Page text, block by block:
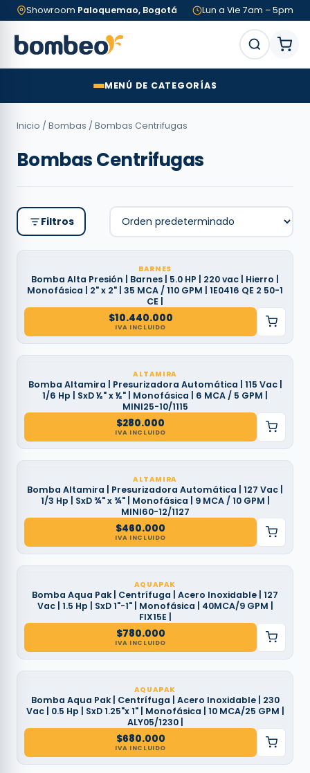
Showroom Paloquemao, Bogotá Lun a Vie 7am – 5pm
MENÚ DE CATEGORÍAS
Inicio / Bombas / Bombas Centrifugas
Bombas Centrifugas
Filtros
BARNES
Bomba Alta Presión | Barnes | 5.0 HP | 220 vac | Hierro |
Monofásica | 2" x 2" | 35 MCA / 110 GPM | 1E0416 QE 2 50-1
CE |
$10.440.000
IVA INCLUIDO
ALTAMIRA
Bomba Altamira | Presurizadora Automática | 115 Vac |
1/6 Hp | SxD ½" x ½" | Monofásica | 6 MCA / 5 GPM |
MINI25-10/1115
$280.000
IVA INCLUIDO
ALTAMIRA
Bomba Altamira | Presurizadora Automática | 127 Vac |
1/3 Hp | SxD ¾" x ¾" | Monofásica | 9 MCA / 10 GPM |
MINI60-12/1127
$460.000
IVA INCLUIDO
AQUAPAK
Bomba Aqua Pak | Centrífuga | Acero Inoxidable | 127
Vac | 1.5 Hp | SxD 1"-1" | Monofásica | 40MCA/9 GPM |
FIX15E |
$780.000
IVA INCLUIDO
AQUAPAK
Bomba Aqua Pak | Centrífuga | Acero Inoxidable | 230
Vac | 0.5 Hp | SxD 1.25"x 1" | Monofásica | 10 MCA/25 GPM |
ALY05/1230 |
$680.000
IVA INCLUIDO